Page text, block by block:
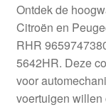
Contact
Kassa
Klachten
Ontdek de
Citroën en
RHR
5642HR. Deze
voor
voertuigen willen